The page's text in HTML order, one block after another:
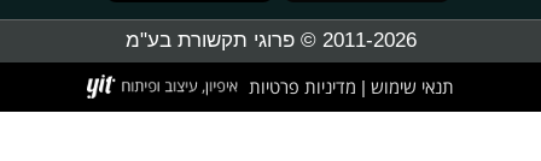
2011-2026 © פרוגי תקשורת בע"מ
תנאי שימוש מדיניות פרטיות